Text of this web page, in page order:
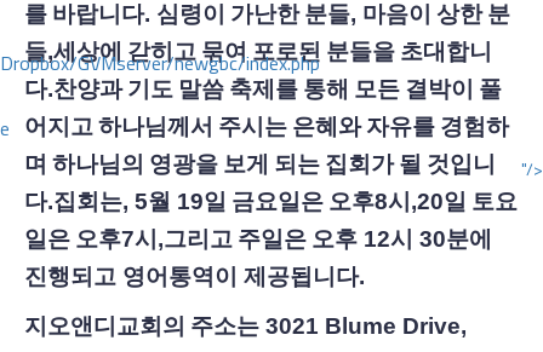
GVMserver/newgbc/index.php
"/>
를 바랍니다. 심령이 가난한 분들, 마음이 상한 분
들,세상에 갇히고 묶여 포로된 분들을 초대합니
다.찬양과 기도 말씀 축제를 통해 모든 결박이 풀
어지고 하나님께서 주시는 은혜와 자유를 경험하
며 하나님의 영광을 보게 되는 집회가 될 것입니
다.집회는, 5월 19일 금요일은 오후8시 ,20일 토요
일은 오후7시 ,그리고 주일은 오후 12시 30분에
진행되고 영어통역이 제공됩니다.
지오앤디교회의 주소는 3021 Blume Drive,